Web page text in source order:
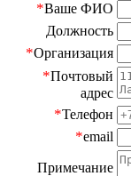
*Ваше ФИО
Должность
*Организация
*Почтовый
адрес
*Телефон
*email
Примечание